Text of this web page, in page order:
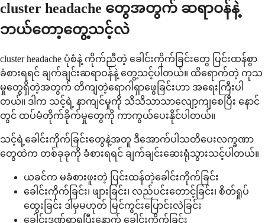
cluster headache တွေအတွက် ဆရာဝန်နဲ့
ဘယ်တော့တွေ့သင့်လဲ
cluster headache ပုံစံနဲ့ ကိုက်ညီတဲ့ ခေါင်းကိုက်ခြင်းတွေ ပြင်းထန်စွာ
ခံစားရရင် ချက်ချင်းဆရာဝန်နဲ့ တွေ့သင့်ပါတယ်။ ထိရောက်တဲ့ ကုသ
မှုတွေရှိတဲ့အတွက် တိကျတဲ့ရောဂါရှာဖွေခြင်းဟာ အရေးကြီးပါ
တယ်။ ဒါက သင့်ရဲ့ နာကျင်မှုကို သိသိသာသာလျော့ကျစေပြီး နောင်
တွင် ထပ်မံတိုက်ခိုက်မှုတွေကို ကာကွယ်ပေးနိုင်ပါတယ်။
သင့်ရဲ့ခေါင်းကိုက်ခြင်းတွေနဲ့အတူ ဒီအောက်ပါသတိပေးလက္ခဏာ
တွေထဲက တစ်ခုခုကို ခံစားရရင် ချက်ချင်းဆေးရုံသွားသင့်ပါတယ်။
ယခင်က မခံစားဖူးတဲ့ ပြင်းထန်တဲ့ခေါင်းကိုက်ခြင်း
ခေါင်းကိုက်ခြင်း၊ ဖျားခြင်း၊ လည်ပင်းတောင့်ခြင်း၊ စိတ်ရှုပ်
ထွေးခြင်း ဒါမှမဟုတ် မြင်ကွင်းပြောင်းလဲခြင်း
ခေါင်းဒဏ်ရာရပြီးနောက် ခေါင်းကိုက်ခြင်း